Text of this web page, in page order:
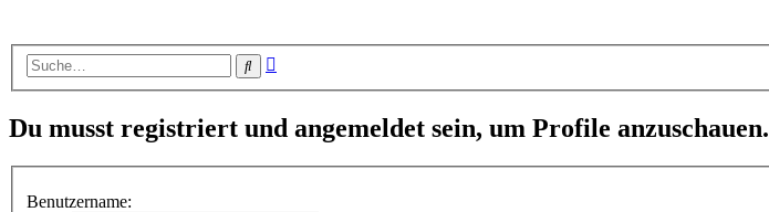
Suche
Du musst registriert und angemeldet sein, um Profile anzuschauen.
Benutzername: